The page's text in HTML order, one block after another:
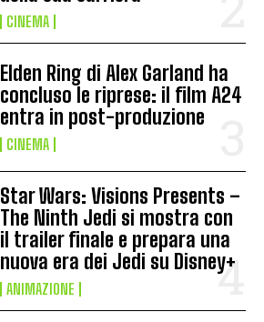
CINEMA
Elden Ring di Alex Garland ha
concluso le riprese: il film A24
entra in post-produzione
CINEMA
Star Wars: Visions Presents –
The Ninth Jedi si mostra con
il trailer finale e prepara una
nuova era dei Jedi su Disney+
ANIMAZIONE